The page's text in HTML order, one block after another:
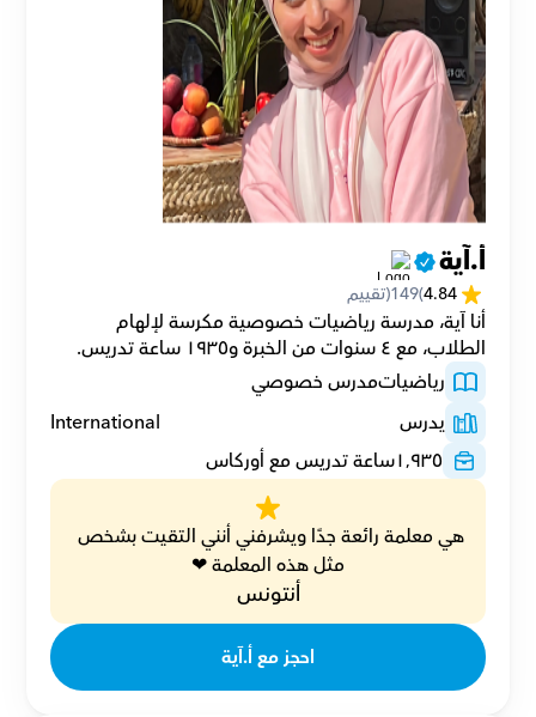
أ.آية
4.84
(
149(تقييم
الطلاب، مع ٤ سنوات من الخبرة و١٩٣٥ ساعة تدريس.
رياضياتمدرس خصوصي
يدرس
International
١٬٩٣٥ساعة تدريس مع أوركاس
مثل هذه المعلمة ❤
أنتونس
احجز مع أ.آية